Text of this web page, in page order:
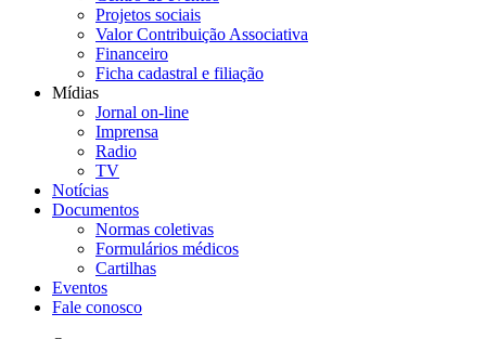
Projetos sociais
Valor Contribuição Associativa
Financeiro
Ficha cadastral e filiação
Mídias
Jornal on-line
Imprensa
Radio
TV
Notícias
Documentos
Normas coletivas
Formulários médicos
Cartilhas
Eventos
Fale conosco